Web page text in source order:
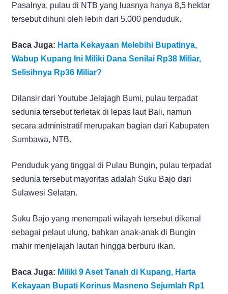
Pasalnya, pulau di NTB yang luasnya hanya 8,5 hektar
tersebut dihuni oleh lebih dari 5.000 penduduk.
Baca Juga: Harta Kekayaan Melebihi Bupatinya,
Wabup Kupang Ini Miliki Dana Senilai Rp38 Miliar,
Selisihnya Rp36 Miliar?
Dilansir dari Youtube Jelajagh Bumi, pulau terpadat
sedunia tersebut terletak di lepas laut Bali, namun
secara administratif merupakan bagian dari Kabupaten
Sumbawa, NTB.
Penduduk yang tinggal di Pulau Bungin, pulau terpadat
sedunia tersebut mayoritas adalah Suku Bajo dari
Sulawesi Selatan.
Suku Bajo yang menempati wilayah tersebut dikenal
sebagai pelaut ulung, bahkan anak-anak di Bungin
mahir menjelajah lautan hingga berburu ikan.
Baca Juga: Miliki 9 Aset Tanah di Kupang, Harta
Kekayaan Bupati Korinus Masneno Sejumlah Rp1